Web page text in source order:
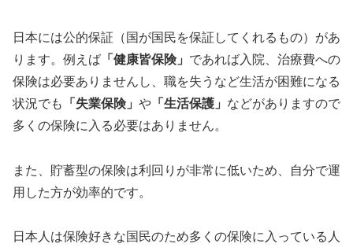
日本には公的保証（国が国民を保証してくれるもの）があ
ります。例えば 「健康皆保険」 であれば入院、治療費への
保険は必要ありませんし、職を失うなど生活が困難になる
状況でも
「失業保険」 や 「生活保護」 などがありますので
多くの保険に入る必要はありません。
また、貯蓄型の保険は利回りが非常に低いため、自分で運
用した方が効率的です。
日本人は保険好きな国民のため多くの保険に入っている人